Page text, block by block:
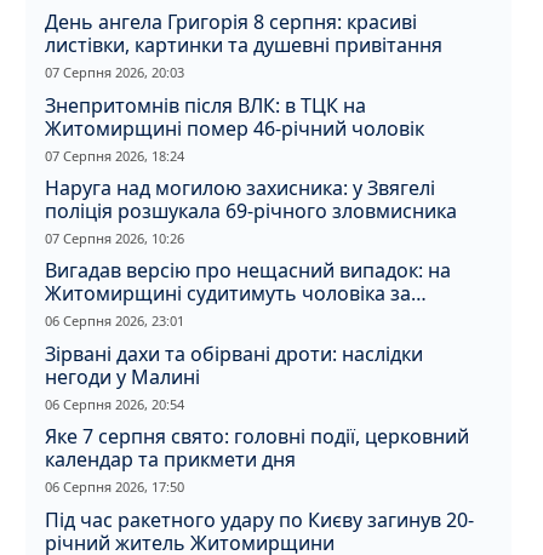
День ангела Григорія 8 серпня: красиві
листівки, картинки та душевні привітання
07 Серпня 2026, 20:03
Знепритомнів після ВЛК: в ТЦК на
Житомирщині помер 46-річний чоловік
07 Серпня 2026, 18:24
Наруга над могилою захисника: у Звягелі
поліція розшукала 69-річного зловмисника
07 Серпня 2026, 10:26
Вигадав версію про нещасний випадок: на
Житомирщині судитимуть чоловіка за
вбивство співмешканки
06 Серпня 2026, 23:01
Зірвані дахи та обірвані дроти: наслідки
негоди у Малині
06 Серпня 2026, 20:54
Яке 7 серпня свято: головні події, церковний
календар та прикмети дня
06 Серпня 2026, 17:50
Під час ракетного удару по Києву загинув 20-
річний житель Житомирщини